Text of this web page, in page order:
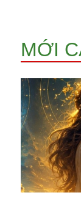
Báo Nga có
Biển Đông
Bắc Kinh
Buôn bán ở
Bộ Quốc
Bác Hồ
Bộ Y tế
Bão tuyết
Bệnh viện
Bản quyền
MỚI